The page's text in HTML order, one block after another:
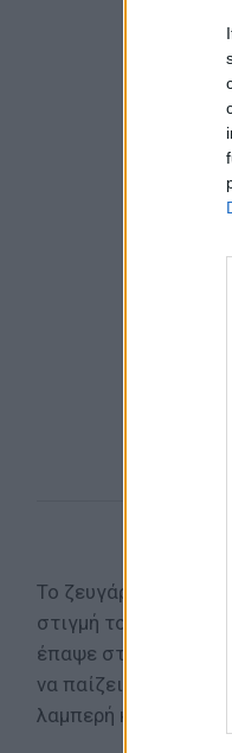
Το ζευγάρι δέχτηκε
στιγμή το πόσο
έπαψε στιγμή να
να παίζει με τα
λαμπερή κι